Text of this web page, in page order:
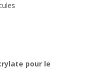
pour le